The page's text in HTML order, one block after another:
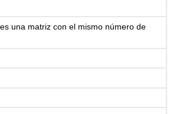
una matriz con el mismo número de